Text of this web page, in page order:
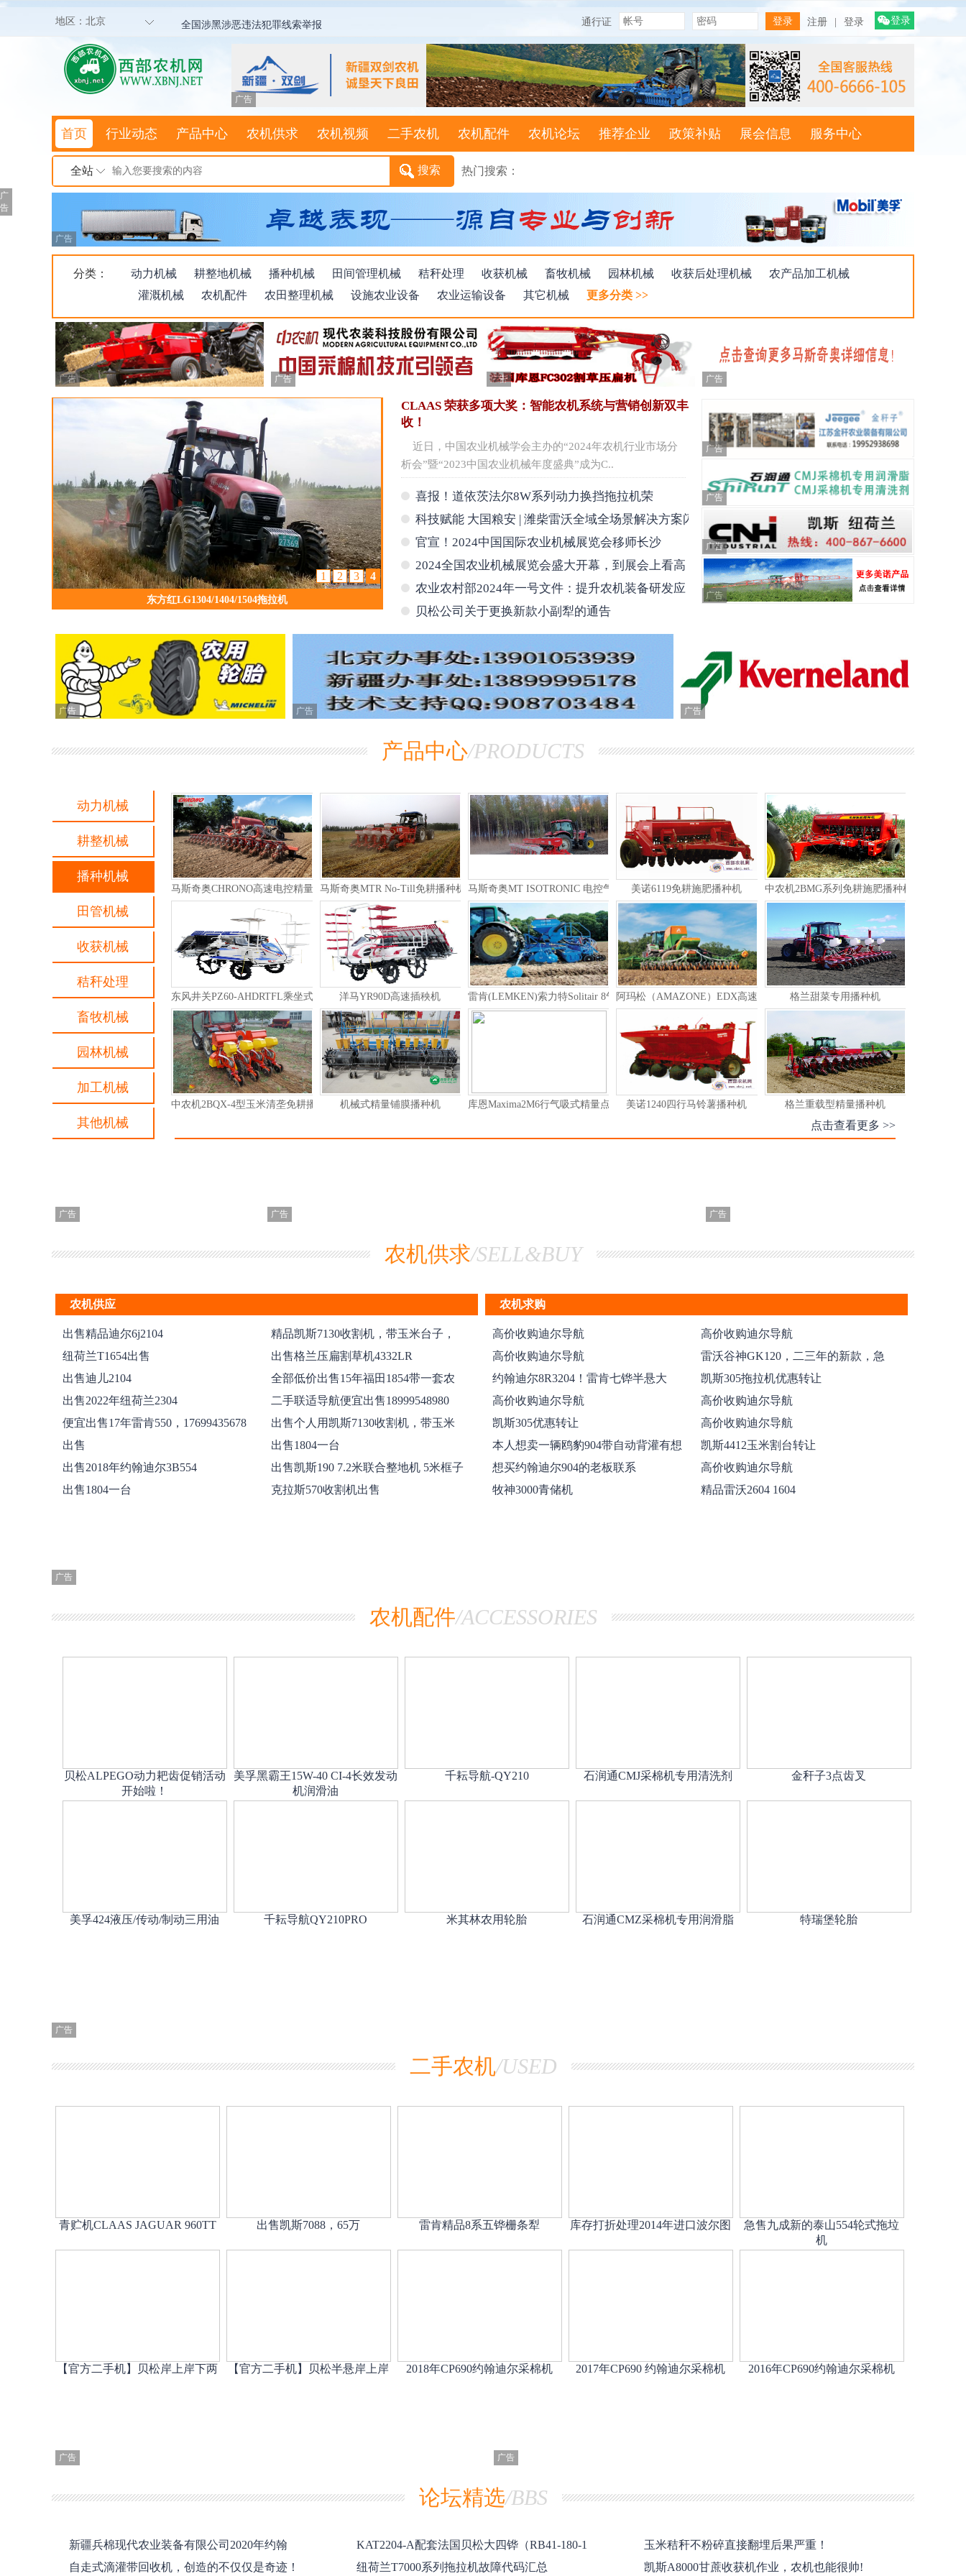
地区： 北京 全国涉黑涉恶违法犯罪线索举报 通行证 注册 登录 登录
广告
首页 行业动态 产品中心 农机供求 农机视频 二手农机 农机配件 农机论坛 推荐企业 政策补贴 展会信息 服务中心
全站 热门搜索：
广告
分类： 动力机械 耕整地机械 播种机械 田间管理机械 秸秆处理 收获机械 畜牧机械 园林机械 收获后处理机械
农产品加工机械
灌溉机械
农机配件 农田整理机械 设施农业设备 农业运输设备 其它机械 更多分类 >>
广
告
广告 广告 广告 广告
东方红LG1304/1404/1504拖拉机
1 2 3 4
CLAAS 荣获多项大奖：智能农机系统与营销创新双丰
收！
近日，中国农业机械学会主办的“2024年农机行业市场分
析会”暨“2023中国农业机械年度盛典”成为C..
喜报！道依茨法尔8W系列动力换挡拖拉机荣
膺“2023年度最佳拖拉机”行业大奖！
科技赋能 大国粮安 | 潍柴雷沃全域全场景解决方案闪
耀2024春季展！
官宣！2024中国国际农业机械展览会移师长沙
2024全国农业机械展览会盛大开幕，到展会上看高
效...
农业农村部2024年一号文件：提升农机装备研发应
用...
贝松公司关于更换新款小副犁的通告
广告
广告
广告
广告
广告 广告 广告
产品中心/PRODUCTS
动力机械
耕整机械
播种机械
田管机械
收获机械
秸秆处理
畜牧机械
园林机械
加工机械
其他机械
豪狮Leeb-8GS牵引式喷药机 雷肯(LEMKEN)EuroTrain半悬挂式大田喷雾机中农机3WZG-3000A型高地隙自走式喷杆喷雾机波尔图大田自走式喷药机 马斯奇奥ZENO双圆盘式撒肥机
东风井关JKB22C/JKB18C植保机 阿玛松（AMAZONE）ZG-TS牵引式施肥机美诺1302马铃薯中耕机 美诺1304马铃薯中耕机 德国阿玛松喷药机
格兰悬挂式喷药机 马斯奇奥TEMPO悬挂式喷药机 格兰双播盘撒肥机 凯斯爱国者喷药机 植保无人机
点击查看更多 >>
广告 广告 广告
农机供求/SELL&BUY
农机供应
出售精品迪尔6j2104
精品凯斯7130收割机，带玉米台子，
出售，置换大马...
纽荷兰T1654出售
出售格兰压扁割草机4332LR
出售迪儿2104
全部低价出售15年福田1854带一套农
具14年的迪...
出售2022年纽荷兰2304
二手联适导航便宜出售18999548980
便宜出售17年雷肯550，17699435678
出售个人用凯斯7130收割机，带玉米
50距13行割...
出售
出售1804一台
出售2018年约翰迪尔3B554
出售凯斯190 7.2米联合整地机 5米框子
出售1804一台
克拉斯570收割机出售
农机求购
高价收购迪尔导航
高价收购迪尔导航
高价收购迪尔导航
雷沃谷神GK120，二三年的新款，急
售
约翰迪尔8R3204！雷肯七铧半悬大
犁！
凯斯305拖拉机优惠转让
高价收购迪尔导航
高价收购迪尔导航
凯斯305优惠转让
高价收购迪尔导航
本人想卖一辆鸥豹904带自动背灌有想
卖说一下电话1...
凯斯4412玉米割台转让
想买约翰迪尔904的老板联系
18197658313
高价收购迪尔导航
牧神3000青储机
精品雷沃2604 1604
广告
农机配件/ACCESSORIES
贝松ALPEGO动力耙齿促销活动
开始啦！
美孚黑霸王15W-40 CI-4长效发动
机润滑油
千耘导航-QY210 石润通CMJ采棉机专用清洗剂 金秆子3点齿叉
美孚424液压/传动/制动三用油 千耘导航QY210PRO 米其林农用轮胎 石润通CMZ采棉机专用润滑脂 特瑞堡轮胎
广告
二手农机/USED
青贮机CLAAS JAGUAR 960TT 出售凯斯7088，65万 雷肯精品8系五铧栅条犁 库存打折处理2014年进口波尔图
急售九成新的泰山554轮式拖垃
机
【官方二手机】贝松岸上岸下两 【官方二手机】贝松半悬岸上岸 2018年CP690约翰迪尔采棉机 2017年CP690 约翰迪尔采棉机 2016年CP690约翰迪尔采棉机
广告 广告
论坛精选/BBS
新疆兵棉现代农业装备有限公司2020年约翰 KAT2204-A配套法国贝松大四铧（RB41-180-1
玉米秸秆不粉碎直接翻埋后果严重！
自走式滴灌带回收机，创造的不仅仅是奇迹！
纽荷兰T7000系列拖拉机故障代码汇总 凯斯A8000甘蔗收获机作业，农机也能很帅!